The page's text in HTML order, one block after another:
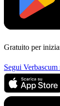
Gratuito per
Segui